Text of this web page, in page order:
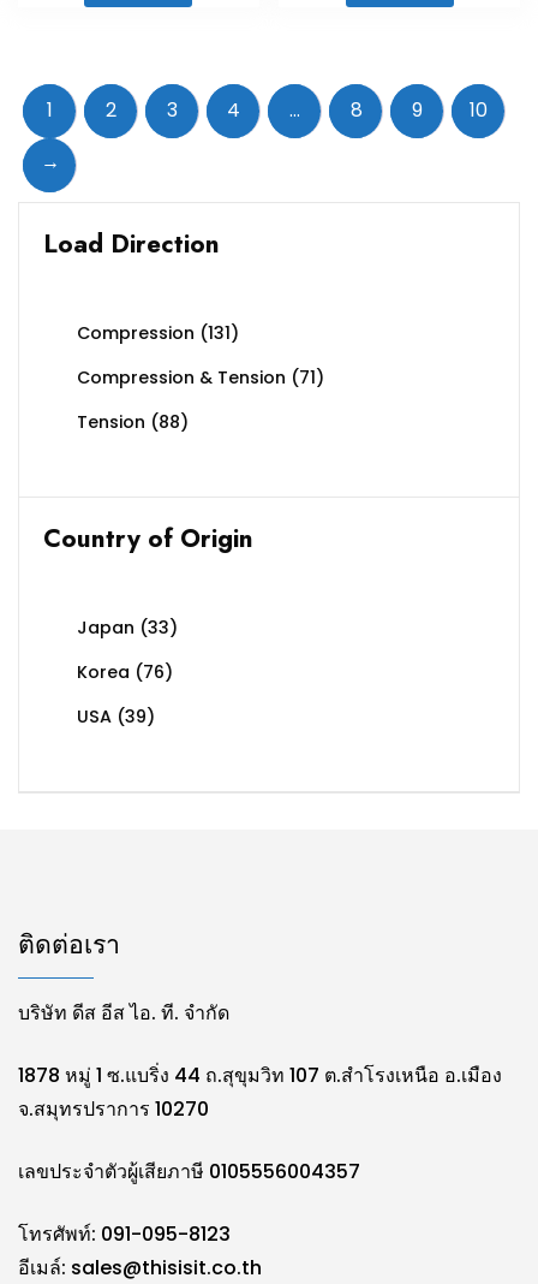
1 2 3 4 … 8 9
10
→
Load Direction
Compression (131)
Compression & Tension (71)
Tension (88)
Country of Origin
Japan (33)
Korea (76)
USA (39)
ติดต่อเรา
บริษัท ดีส อีส ไอ. ที. จำกัด
1878 หมู่ 1 ซ.แบริ่ง 44 ถ.สุขุมวิท 107 ต.สำโรงเหนือ อ.เมือง
จ.สมุทรปราการ 10270
เลขประจำตัวผู้เสียภาษี 0105556004357
โทรศัพท์: 091-095-8123
อีเมล์: sales@thisisit.co.th